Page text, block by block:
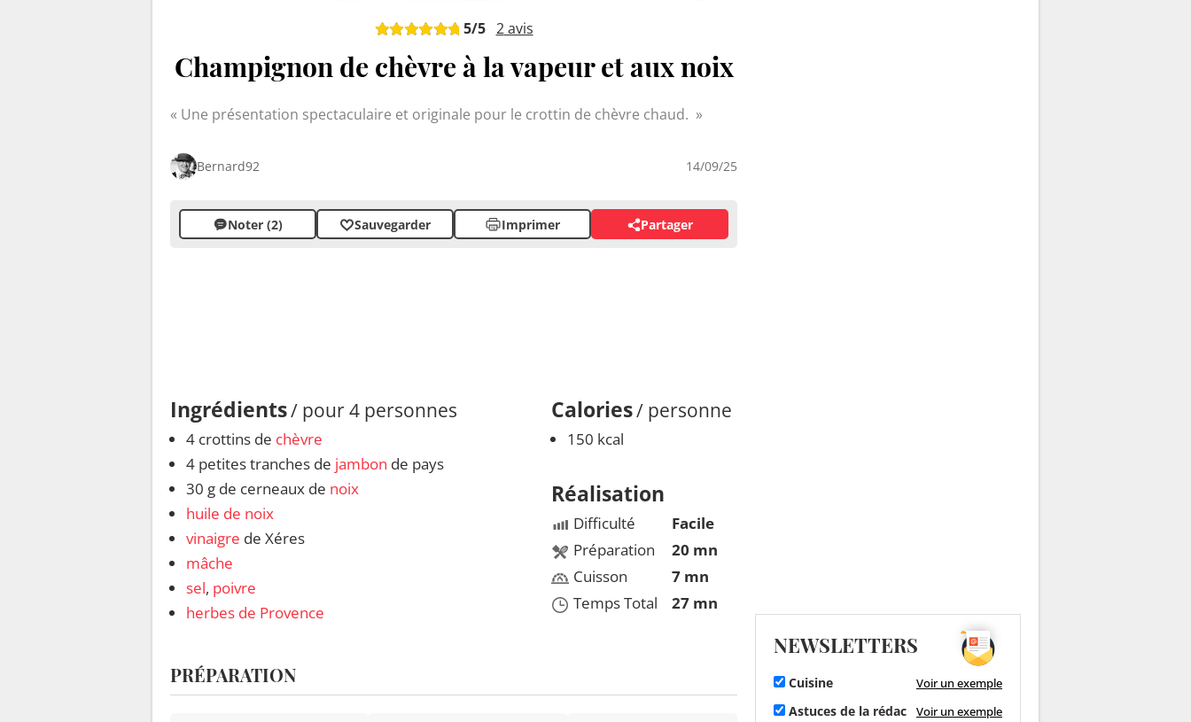
5/5 2avis
Champignon de chèvre à la vapeur et aux noix
Une présentation spectaculaire et originale pour le crottin de chèvre chaud.
Bernard92 14/09/25
Noter (2) Sauvegarder Imprimer Partager
Ingrédients/ pour 4 personnes
4 crottins de chèvre
4 petites tranches de jambon de pays
30 g de cerneaux de noix
huile de noix
vinaigre de Xéres
mâche
sel, poivre
herbes de Provence
Calories/ personne
150 kcal
Réalisation
Difficulté
Préparation
Cuisson
Temps Total
Facile
20 mn
7 mn
27 mn
PRÉPARATION
NEWSLETTERS
Cuisine Voir un exemple
Astuces de la rédac Voir un exemple